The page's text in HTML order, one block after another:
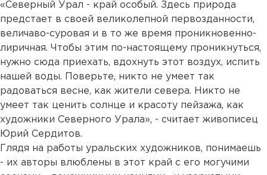
«Северный Урал - край особый. Здесь природа
предстает в своей великолепной первозданности,
величаво-суровая и в то же время проникновенно-
лиричная. Чтобы этим по-настоящему проникнуться,
нужно сюда приехать, вдохнуть этот воздух, испить
нашей воды. Поверьте, никто не умеет так
радоваться весне, как жители севера. Никто не
умеет так ценить солнце и красоту пейзажа, как
художники Северного Урала», - считает живописец
Юрий Сердитов.
Глядя на работы уральских художников, понимаешь
- их авторы влюблены в этот край с его могучими